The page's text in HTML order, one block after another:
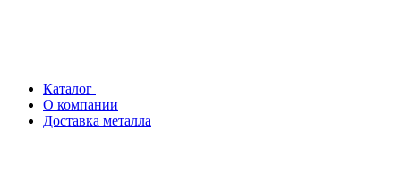
Каталог
О компании
Доставка металла